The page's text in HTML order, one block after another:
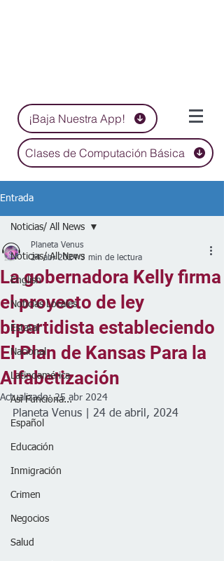
¡Baja Nuestra App!
Clases de Computación Básica
Entrada
Noticias/ All News
English
Noticias Locales
Estatal
Nacional
Latinoamérica
Así Funciona...
Español
Educación
Inmigración
Crimen
Negocios
Salud
Noticias/ All News
La gobernadora Kelly firma
el proyecto de ley
bipartidista estableciendo
El Plan de Kansas Para la
Alfabetización
Planeta Venus
24 abr 2024 3 min de lectura
Actualizado:25 abr 2024
Planeta Venus | 24 de abril, 2024